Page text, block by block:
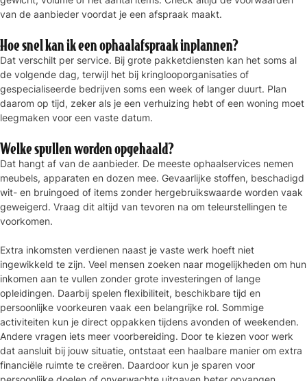
van de aanbieder voordat je een afspraak maakt.
Hoe snel kan ik een ophaalafspraak inplannen?
Dat verschilt per service. Bij grote pakketdiensten kan het soms al
de volgende dag, terwijl het bij kringlooporganisaties of
gespecialiseerde bedrijven soms een week of langer duurt. Plan
daarom op tijd, zeker als je een verhuizing hebt of een woning moet
leegmaken voor een vaste datum.
Welke spullen worden opgehaald?
Dat hangt af van de aanbieder. De meeste ophaalservices nemen
meubels, apparaten en dozen mee. Gevaarlijke stoffen, beschadigd
wit- en bruingoed of items zonder hergebruikswaarde worden vaak
geweigerd. Vraag dit altijd van tevoren na om teleurstellingen te
voorkomen.
Extra inkomsten verdienen naast je vaste werk hoeft niet
ingewikkeld te zijn. Veel mensen zoeken naar mogelijkheden om hun
inkomen aan te vullen zonder grote investeringen of lange
opleidingen. Daarbij spelen flexibiliteit, beschikbare tijd en
persoonlijke voorkeuren vaak een belangrijke rol. Sommige
activiteiten kun je direct oppakken tijdens avonden of weekenden.
Andere vragen iets meer voorbereiding. Door te kiezen voor werk
dat aansluit bij jouw situatie, ontstaat een haalbare manier om extra
financiële ruimte te creëren. Daardoor kun je sparen voor